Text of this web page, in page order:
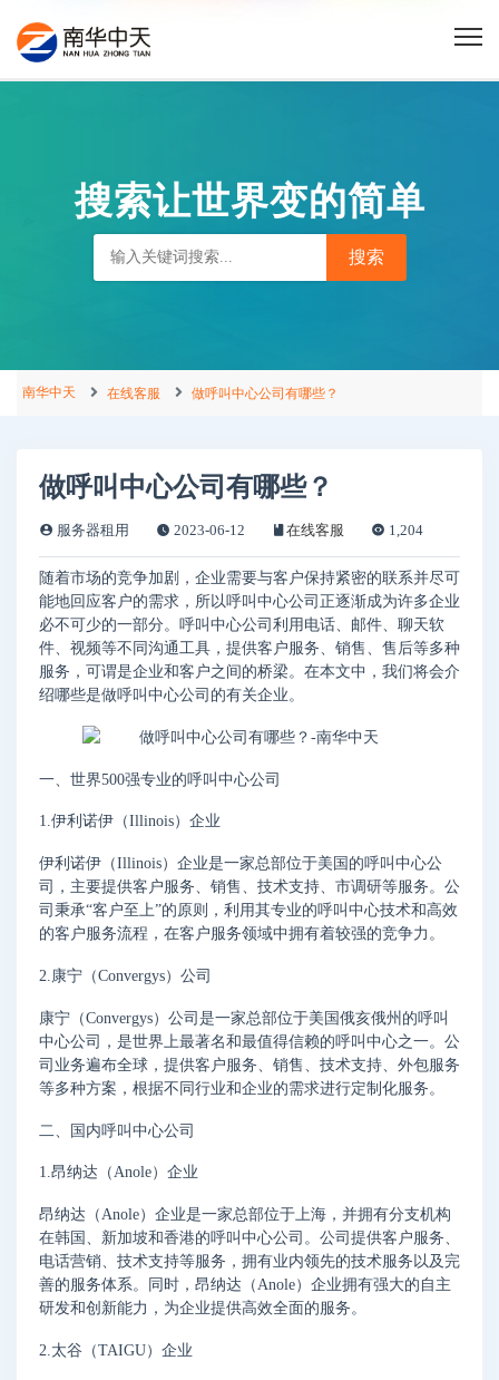
搜索让世界变的简单
南华中天 在线客服 做呼叫中心公司有哪些？
做呼叫中心公司有哪些？
服务器租用 2023-06-12 在线客服 1,204
随着市场的竞争加剧，企业需要与客户保持紧密的联系并尽可
能地回应客户的需求，所以呼叫中心公司正逐渐成为许多企业
必不可少的一部分。呼叫中心公司利用电话、邮件、聊天软
件、视频等不同沟通工具，提供客户服务、销售、售后等多种
服务，可谓是企业和客户之间的桥梁。在本文中，我们将会介
绍哪些是做呼叫中心公司的有关企业。
一、世界500强专业的呼叫中心公司
1.伊利诺伊（Illinois）企业
伊利诺伊（Illinois）企业是一家总部位于美国的呼叫中心公
司，主要提供客户服务、销售、技术支持、市调研等服务。公
司秉承“客户至上”的原则，利用其专业的呼叫中心技术和高效
的客户服务流程，在客户服务领域中拥有着较强的竞争力。
2.康宁（Convergys）公司
康宁（Convergys）公司是一家总部位于美国俄亥俄州的呼叫
中心公司，是世界上最著名和最值得信赖的呼叫中心之一。公
司业务遍布全球，提供客户服务、销售、技术支持、外包服务
等多种方案，根据不同行业和企业的需求进行定制化服务。
二、国内呼叫中心公司
1.昂纳达（Anole）企业
昂纳达（Anole）企业是一家总部位于上海，并拥有分支机构
在韩国、新加坡和香港的呼叫中心公司。公司提供客户服务、
电话营销、技术支持等服务，拥有业内领先的技术服务以及完
善的服务体系。同时，昂纳达（Anole）企业拥有强大的自主
研发和创新能力，为企业提供高效全面的服务。
2.太谷（TAIGU）企业